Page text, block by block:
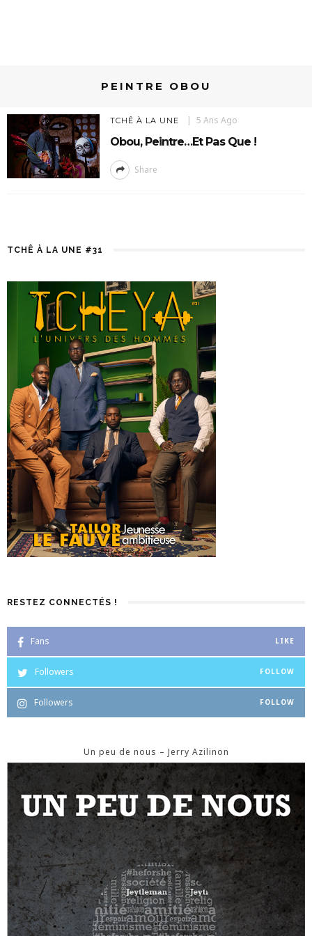
PEINTRE OBOU
TCHÊ À LA UNE 5 Ans Ago
Obou, Peintre…et Pas Que !
Share
TCHÊ À LA UNE #31
RESTEZ CONNECTÉS !
Fans LIKE
Followers FOLLOW
Followers FOLLOW
Un peu de nous – Jerry Azilinon